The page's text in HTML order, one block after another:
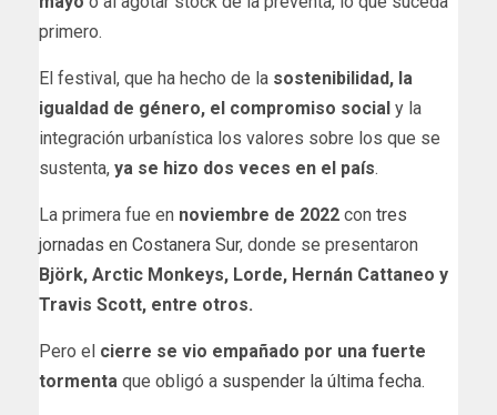
primero.
El festival, que ha hecho de la sostenibilidad, la
igualdad de género, el compromiso social y la
integración urbanística los valores sobre los que se
sustenta, ya se hizo dos veces en el país.
La primera fue en noviembre de 2022 con tres
jornadas en Costanera Sur, donde se presentaron
Björk, Arctic Monkeys, Lorde, Hernán Cattaneo y
Travis Scott, entre otros.
Pero el cierre se vio empañado por una fuerte
tormenta que obligó a suspender la última fecha.